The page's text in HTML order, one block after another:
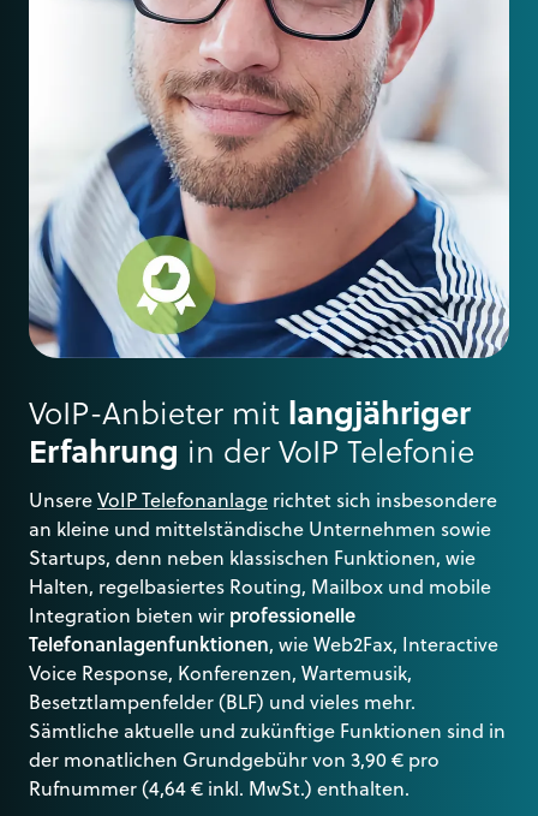
VoIP-Anbieter mit langjähriger
Erfahrung in der VoIP Telefonie
Unsere VoIP Telefonanlage richtet sich insbesondere
an kleine und mittelständische Unternehmen sowie
Startups, denn neben klassischen Funktionen, wie
Halten, regelbasiertes Routing, Mailbox und mobile
Integration bieten wir professionelle
Telefonanlagenfunktionen, wie Web2Fax, Interactive
Voice Response, Konferenzen, Wartemusik,
Besetztlampenfelder (BLF) und vieles mehr.
Sämtliche aktuelle und zukünftige Funktionen sind in
der monatlichen Grundgebühr von 3,90 € pro
Rufnummer (4,64 € inkl. MwSt.) enthalten.